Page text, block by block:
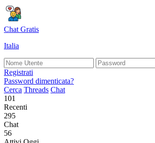
Chat Gratis
Italia
Registrati
Password dimenticata?
Cerca Threads Chat
101
Recenti
295
Chat
56